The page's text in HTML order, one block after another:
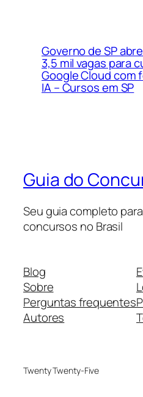
Governo de SP
3,5 mil vagas para
Google Cloud com
IA – Cursos em SP
Guia do
Seu guia completo
concursos no Brasil
Blog
Sobre
Perguntas frequentes
Autores
Twenty Twenty-Five